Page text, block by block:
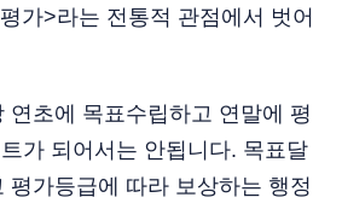
가>라는 전통적 관점에서 벗어
연초에 목표수립하고 연말에 평
가 되어서는 안됩니다. 목표달
평가등급에 따라 보상하는 행정